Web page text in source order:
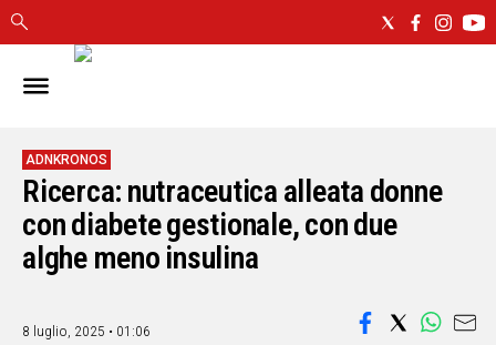
IN
CAGLIARI
SASSARI
NUORO
ORISTANO
SULCIS
OGLIASTRA
ADNKRONOS
Ricerca: nutraceutica alleata donne
con diabete gestionale, con due
alghe meno insulina
8 luglio, 2025 • 01:06